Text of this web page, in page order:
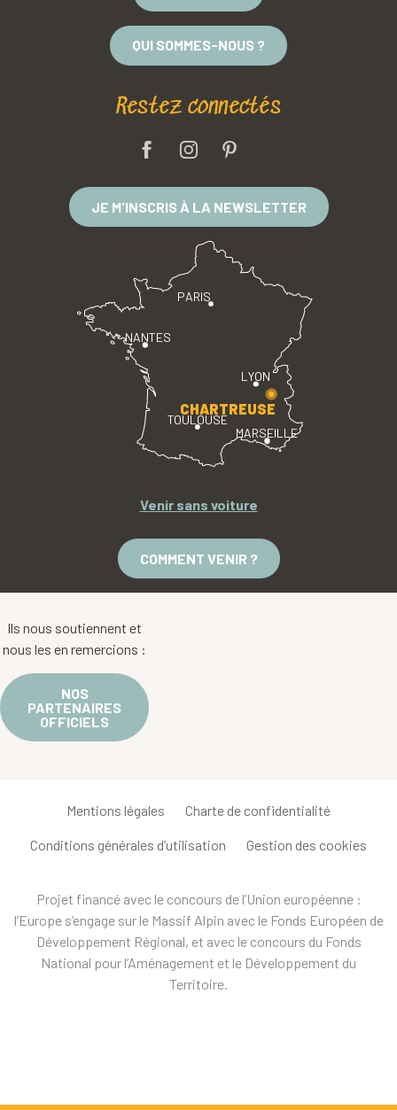
QUI SOMMES-NOUS ?
Restez connectés
JE M'INSCRIS À LA NEWSLETTER
PARIS
LYON
TOULOUSE
MARSEILLE
NANTES
CHARTREUSE
Venir sans voiture
COMMENT VENIR ?
Ils nous soutiennent et
nous les en remercions :
NOS
PARTENAIRES
OFFICIELS
Mentions légales Charte de confidentialité
Conditions générales d’utilisation Gestion des cookies
Projet financé avec le concours de l’Union européenne :
l’Europe s’engage sur le Massif Alpin avec le Fonds Européen de
Développement Régional, et avec le concours du Fonds
National pour l’Aménagement et le Développement du
Territoire.